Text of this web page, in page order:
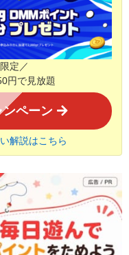
定／
円で見放題
ンペーン
解説はこちら